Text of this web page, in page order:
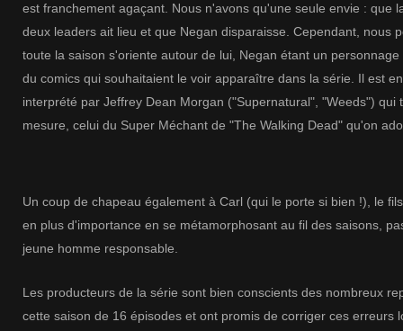
est franchement agaçant. Nous n'avons qu'une seule envie : que
deux leaders ait lieu et que Negan disparaisse. Cependant, nous
toute la saison s'oriente autour de lui, Negan étant un
du comics qui souhaitaient le voir apparaître dans la série. Il est
interprété par Jeffrey Dean Morgan ("Supernatural", "Weeds") qui
mesure, celui du Super Méchant de "The Walking Dead" qu'on
Un coup de chapeau également à Carl (qui le porte si bien !), le
en plus d'importance en se métamorphosant au fil des saisons,
jeune homme responsable.
Les producteurs de la série sont bien conscients des nombreux
cette saison de 16 épisodes et ont promis de corriger ces erreurs